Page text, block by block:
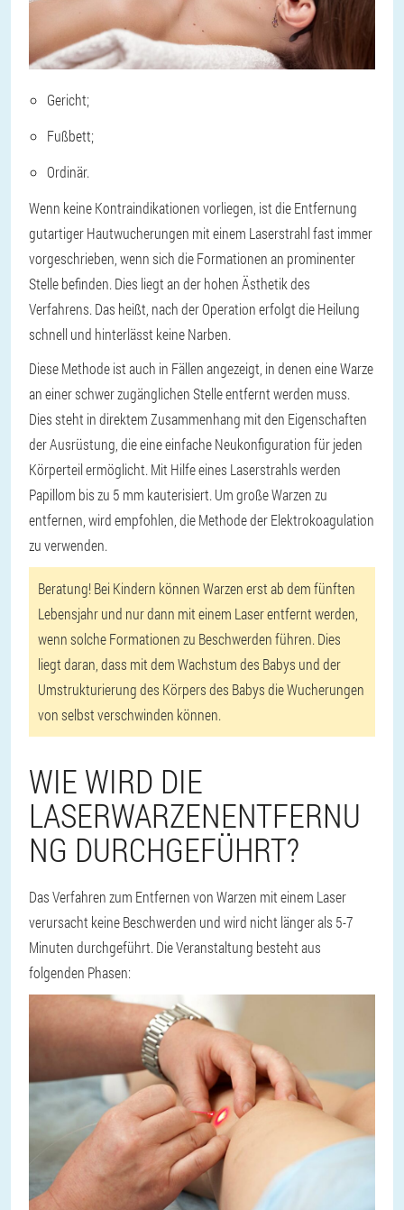
Gericht;
Fußbett;
Ordinär.
Wenn keine Kontraindikationen vorliegen, ist die Entfernung
gutartiger Hautwucherungen mit einem Laserstrahl fast immer
vorgeschrieben, wenn sich die Formationen an prominenter
Stelle befinden. Dies liegt an der hohen Ästhetik des
Verfahrens. Das heißt, nach der Operation erfolgt die Heilung
schnell und hinterlässt keine Narben.
Diese Methode ist auch in Fällen angezeigt, in denen eine Warze
an einer schwer zugänglichen Stelle entfernt werden muss.
Dies steht in direktem Zusammenhang mit den Eigenschaften
der Ausrüstung, die eine einfache Neukonfiguration für jeden
Körperteil ermöglicht. Mit Hilfe eines Laserstrahls werden
Papillom bis zu 5 mm kauterisiert. Um große Warzen zu
entfernen, wird empfohlen, die Methode der Elektrokoagulation
zu verwenden.
Beratung! Bei Kindern können Warzen erst ab dem fünften
Lebensjahr und nur dann mit einem Laser entfernt werden,
wenn solche Formationen zu Beschwerden führen. Dies
liegt daran, dass mit dem Wachstum des Babys und der
Umstrukturierung des Körpers des Babys die Wucherungen
von selbst verschwinden können.
WIE WIRD DIE
LASERWARZENENTFERNU
NG DURCHGEFÜHRT?
Das Verfahren zum Entfernen von Warzen mit einem Laser
verursacht keine Beschwerden und wird nicht länger als 5-7
Minuten durchgeführt. Die Veranstaltung besteht aus
folgenden Phasen: